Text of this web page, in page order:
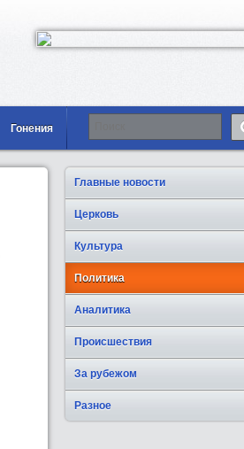
Гонения
Главные новости
Церковь
Культура
Политика
Аналитика
Происшествия
За рубежом
Разное